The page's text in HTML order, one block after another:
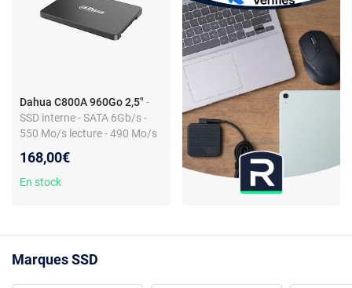
Dahua C800A 960Go 2,5" -
SSD interne - SATA 6Gb/s -
550 Mo/s lecture - 490 Mo/s
168,00€
En stock
Marques SSD